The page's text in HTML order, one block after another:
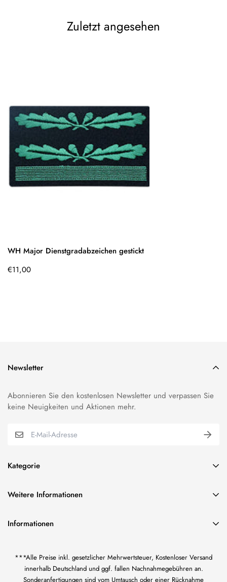
Zuletzt angesehen
WH Major Dienstgradabzeichen gestickt
Regulärer
€11,00
Kategorie
BUNDESWEHR EFFEKTEN
ORDEN & ABZEICHEN
KORDELN/TRESSE & FRANSEN
US CIVIL WAR-EFFEKTEN
Newsletter
Abonnieren Sie den kostenlosen Newsletter und verpassen Sie
keine Neuigkeiten und Aktionen mehr.
Weitere Informationen
über uns
Widerrufsrecht
Informationen
Inh. Bilal Bhutta
Götzenmühlweg 65
***Alle Preise inkl. gesetzlicher Mehrwertsteuer, Kostenloser Versand
innerhalb Deutschland und ggf. fallen Nachnahmegebühren an.
Sonderanfertigungen sind vom Umtausch oder einer Rücknahme